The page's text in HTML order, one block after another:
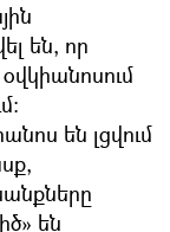
են, որ
են լցվում
են